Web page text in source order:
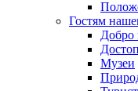
Гостям
Добро
Музеи